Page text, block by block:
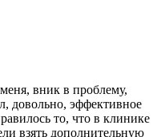
вник в проблему,
довольно, эффективное
то, что в клинике
взять дополнительную